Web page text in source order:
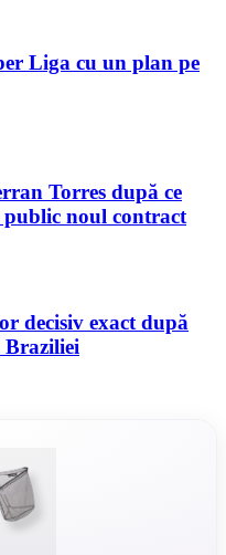
Liga cu un plan pe
Torres după ce
noul contract
decisiv exact după
Braziliei